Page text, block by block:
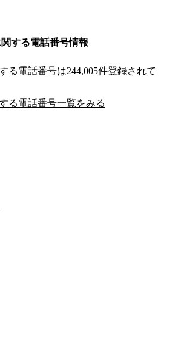
する電話番号情報
る電話番号は244,005件登録されて
る電話番号一覧をみる